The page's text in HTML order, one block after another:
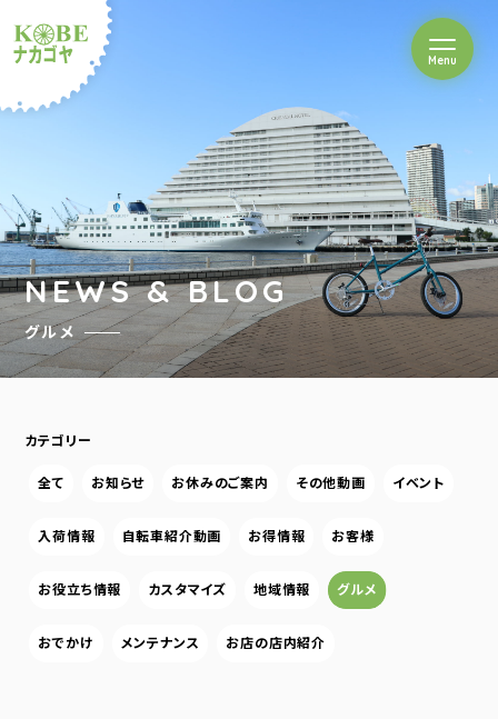
ルショップナカゴヤ
Menuを開閉
NEWS & BLOG
グルメ
カテゴリー
全て お知らせ お休みのご案内 その他動画 イベント
入荷情報 自転車紹介動画 お得情報 お客様
お役立ち情報 カスタマイズ 地域情報 グルメ
おでかけ メンテナンス お店の店内紹介